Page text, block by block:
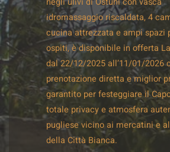
idromassaggio riscaldata, 4
cucina attrezzata e ampi spazi
ospiti, è disponibile in offerta
dal 22/12/2025 all’11/01/2026
prenotazione diretta e miglior
garantito per festeggiare il
totale privacy e atmosfera
pugliese vicino ai mercatini e
della Città Bianca.